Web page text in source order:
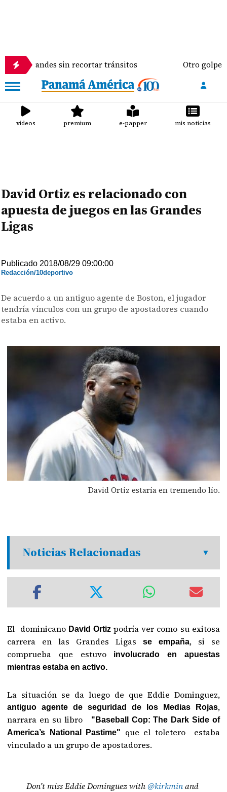
sin recortar tránsitos Otro golpe al
videos premium e-papper mis noticias
David Ortiz es relacionado con
apuesta de juegos en las Grandes
Ligas
Publicado 2018/08/29 09:00:00
Redacción/10deportivo
De acuerdo a un antiguo agente de Boston, el jugador
tendría vínculos con un grupo de apostadores cuando
estaba en activo.
David Ortiz estaría en tremendo lío.
Noticias Relacionadas
El dominicano David Ortizpodría ver como su exitosa
carrera en las Grandes Ligas
se empaña, si se
comprueba que estuvo
involucrado en apuestas
mientras estaba en activo.
La situación se da luego de que Eddie Dominguez,
antiguo agente de seguridad de los Medias Rojas,
narrara en su libro
"Baseball Cop: The Dark Side of
America’s National Pastime"
que el toletero estaba
vinculado a un grupo de apostadores.
Don’t miss Eddie Dominguez with ⁦ @kirkmin⁩ and